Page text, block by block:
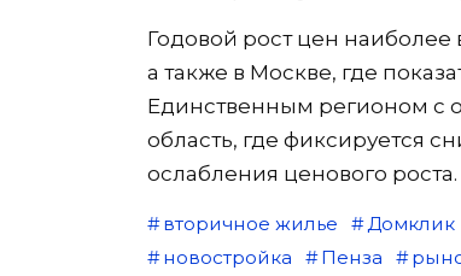
Годовой рост цен
а также в Москве, где
Единственным регионом с
область, где фиксируется
ослабления ценового роста.
вторичное жилье Домклик
новостройка
Пенза